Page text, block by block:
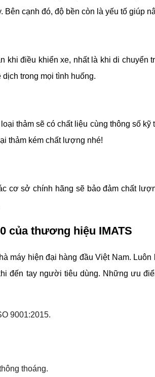
cạnh đó, độ bền còn là yếu tố giúp
khi điều khiển xe, nhất là khi di
trong mọi tình huống.
thảm sẽ có chất liệu cùng thông số
thảm kém chất lượng nhé!
cơ sở chính hãng sẽ bảo đảm chất
của thương hiệu IMATS
máy hiện đại hàng đầu Việt Nam.
tay người tiêu dùng. Những ưu
9001:2015.
thoáng.